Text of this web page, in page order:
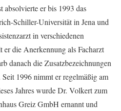
er bis 1993 das
Schiller-Universität in Jena und
in verschiedenen
die Anerkennung als Facharzt
danach die Zusatzbezeichnungen
1996 nimmt er regelmäßig am
Jahres wurde Dr. Volkert zum
Greiz GmbH ernannt und